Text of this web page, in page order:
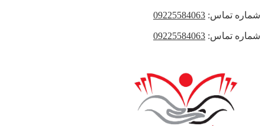
شماره تماس: 09225584063
شماره تماس: 09225584063